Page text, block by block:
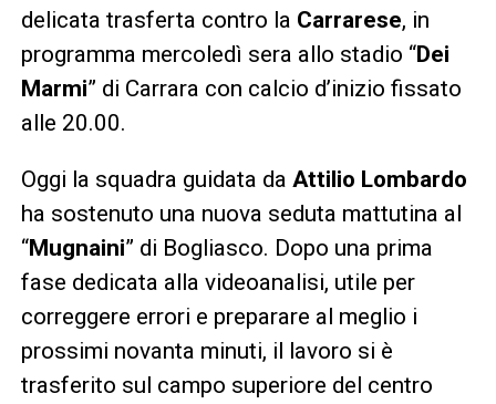
delicata trasferta contro la Carrarese, in
programma mercoledì sera allo stadio “Dei
Marmi” di Carrara con calcio d’inizio fissato
alle 20.00.
Oggi la squadra guidata da Attilio Lombardo
ha sostenuto una nuova seduta mattutina al
“Mugnaini” di Bogliasco. Dopo una prima
fase dedicata alla videoanalisi, utile per
correggere errori e preparare al meglio i
prossimi novanta minuti, il lavoro si è
trasferito sul campo superiore del centro